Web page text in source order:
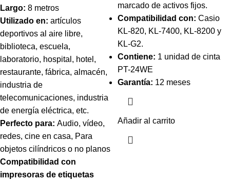
Largo: 8 metros
Utilizado en: artículos
deportivos al aire libre,
biblioteca, escuela,
laboratorio, hospital, hotel,
restaurante, fábrica, almacén,
industria de
telecomunicaciones, industria
de energía eléctrica, etc.
Perfecto para: Audio, vídeo,
redes, cine en casa, Para
objetos cilíndricos o no planos
Compatibilidad con
impresoras de etiquetas
marcado de activos fijos.
Compatibilidad con: Casio
KL-820, KL-7400, KL-8200 y
KL-G2.
Contiene: 1 unidad de cinta
PT-24WE
Garantía: 12 meses
Añadir al carrito